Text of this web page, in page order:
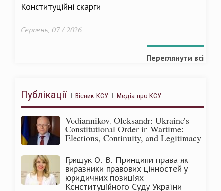
Конституційні скарги
Серпень, 07 / 2026
Переглянути всі
Публікації Вісник КСУ Медіа про КСУ
Vodiannikov, Oleksandr: Ukraine’s
Constitutional Order in Wartime:
Elections, Continuity, and Legitimacy
Грищук О. В. Принципи права як
виразники правових цінностей у
юридичних позиціях
Конституційного Суду України